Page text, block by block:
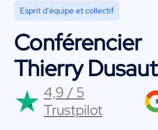
Esprit d'équipe et collectif
Conférencier
Thierry
4,9 / 5
Trustpilot